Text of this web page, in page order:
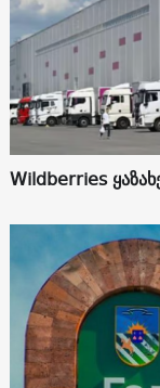
Wildberries